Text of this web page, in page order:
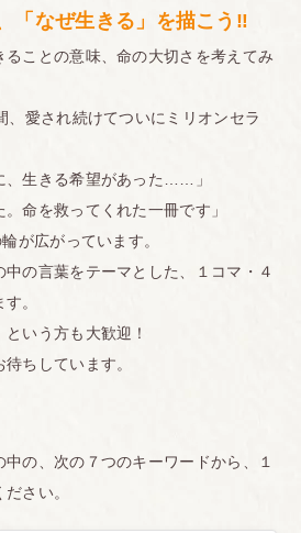
「なぜ生きる」を描こう‼︎
ことの意味、命の大切さを考えてみ
、愛され続けてついにミリオンセラ
、生きる希望があった……」
。命を救ってくれた一冊です」
が広がっています。
中の言葉をテーマとした、１コマ・４
。
いう方も大歓迎！
ちしています。
中の、次の７つのキーワードから、１
さい。